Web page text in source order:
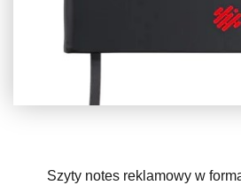
Szyty notes reklamowy w